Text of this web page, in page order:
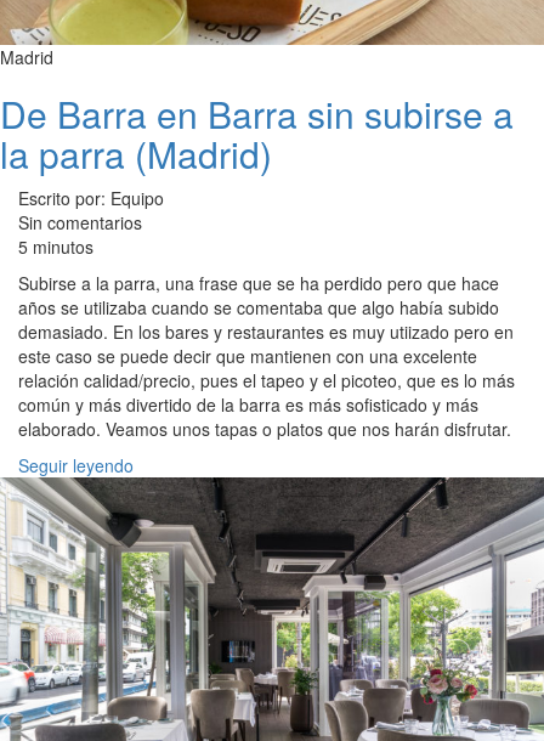
Madrid
De Barra en Barra sin subirse a
la parra (Madrid)
Escrito por: Equipo
Sin comentarios
5 minutos
Subirse a la parra, una frase que se ha perdido pero que hace
años se utilizaba cuando se comentaba que algo había subido
demasiado. En los bares y restaurantes es muy utiizado pero en
este caso se puede decir que mantienen con una excelente
relación calidad/precio, pues el tapeo y el picoteo, que es lo más
común y más divertido de la barra es más sofisticado y más
elaborado. Veamos unos tapas o platos que nos harán disfrutar.
Seguir leyendo